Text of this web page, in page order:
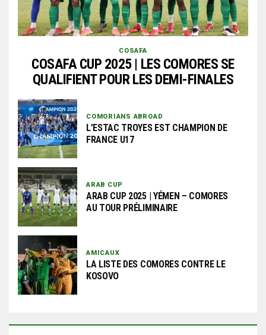
COSAFA
COSAFA CUP 2025 | LES COMORES SE
QUALIFIENT POUR LES DEMI-FINALES
COMORIANS ABROAD
L’ESTAC TROYES EST CHAMPION DE
FRANCE U17
ARAB CUP
ARAB CUP 2025 | YÉMEN – COMORES
AU TOUR PRÉLIMINAIRE
AMICAUX
LA LISTE DES COMORES CONTRE LE
KOSOVO